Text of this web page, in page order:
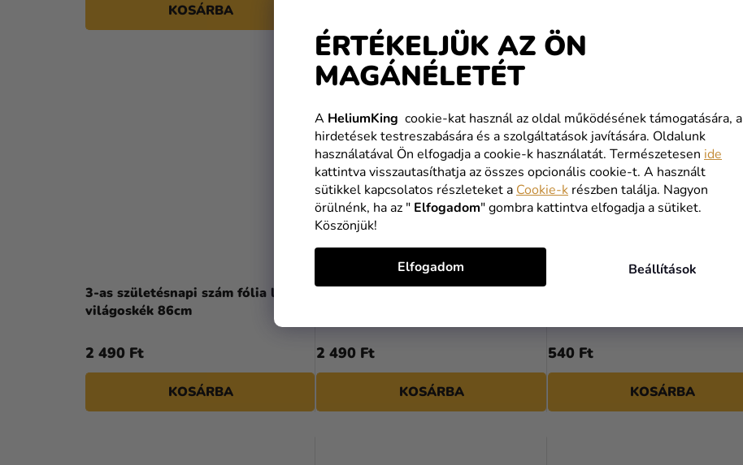
ÉRTÉKELJÜK AZ ÖN
MAGÁNÉLETÉT
A HeliumKing cookie-kat használ az oldal működésének támogatására, a
hirdetések testreszabására és a szolgáltatások javítására. Oldalunk
használatával Ön elfogadja a cookie-k használatát. Természetesen ide
kattintva visszautasíthatja az összes opcionális cookie-t. A használt
sütikkel kapcsolatos részleteket a Cookie-k részben találja. Nagyon
örülnénk, ha az " Elfogadom" gombra kattintva elfogadja a sütiket.
Köszönjük!
Beállítások
Elfogadom
KOSÁRBA
3-as születésnapi szám fólia lufi -
világoskék 86cm
2 490 Ft
KOSÁRBA
2 490 Ft
KOSÁRBA
540 Ft
KOSÁRBA